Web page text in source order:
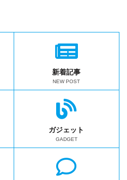
新着記事
NEW POST
ガジェット
GADGET